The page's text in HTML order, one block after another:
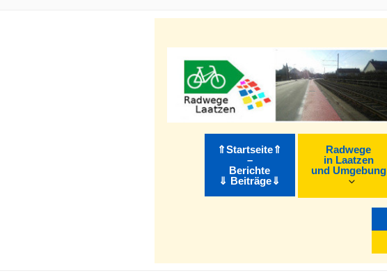
⇑Startseite⇑
–
Berichte
⇓ Beiträge⇓
Radwege
in Laatzen
und Umgebung